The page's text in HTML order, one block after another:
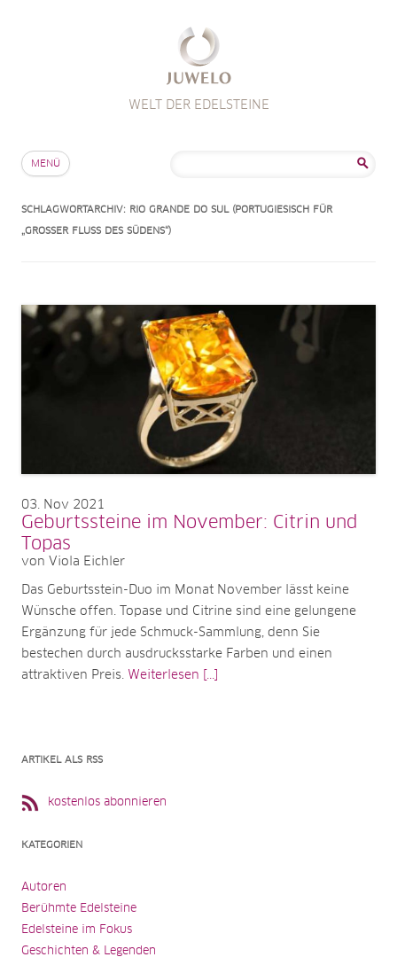
WELT DER EDELSTEINE
MENÜ
SCHLAGWORTARCHIV: RIO GRANDE DO SUL (PORTUGIESISCH FÜR
„GROSSER FLUSS DES SÜDENS“)
03 Nov 2021
Geburtssteine im November: Citrin und
Topas
von Viola Eichler
Das Geburtsstein-Duo im Monat November lässt keine
Wünsche offen. Topase und Citrine sind eine gelungene
Ergänzung für jede Schmuck-Sammlung, denn Sie
bestechen durch ausdrucksstarke Farben und einen
attraktiven Preis. Weiterlesen [...]
ARTIKEL ALS RSS
kostenlos abonnieren
KATEGORIEN
Autoren
Berühmte Edelsteine
Edelsteine im Fokus
Geschichten & Legenden